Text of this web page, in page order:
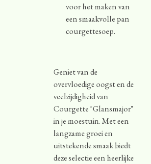
voor het maken van
een smaakvolle pan
courgettesoep.
Geniet van de
overvloedige oogst en de
veelzijdigheid van
Courgette "Glansmajor"
in je moestuin. Met een
langzame groei en
uitstekende smaak biedt
deze selectie een heerlijke